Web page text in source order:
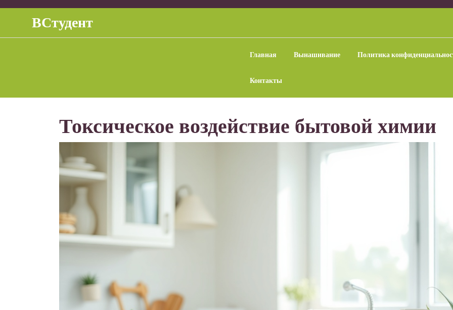
Перейти
содержимомуВСтудент
Главная Вынашивание Политика
Контакты
Токсическое воздействие бытовой химии